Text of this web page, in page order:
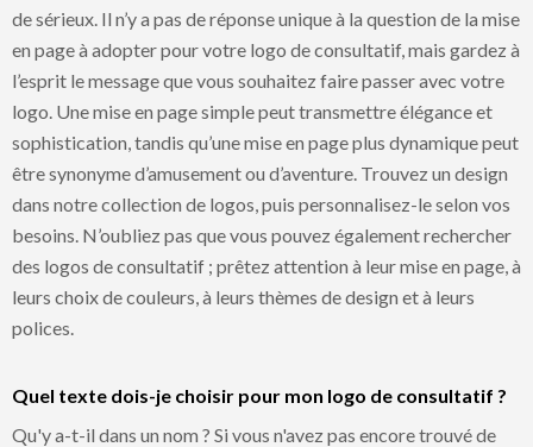
de sérieux. Il n’y a pas de réponse unique à la question de la mise
en page à adopter pour votre logo de consultatif, mais gardez à
l’esprit le message que vous souhaitez faire passer avec votre
logo. Une mise en page simple peut transmettre élégance et
sophistication, tandis qu’une mise en page plus dynamique peut
être synonyme d’amusement ou d’aventure. Trouvez un design
dans notre collection de logos, puis personnalisez-le selon vos
besoins. N’oubliez pas que vous pouvez également rechercher
des logos de consultatif ; prêtez attention à leur mise en page, à
leurs choix de couleurs, à leurs thèmes de design et à leurs
polices.
Quel texte dois-je choisir pour mon logo de consultatif ?
Qu'y a-t-il dans un nom ? Si vous n'avez pas encore trouvé de